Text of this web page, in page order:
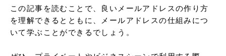
この記事を読むことで、良いメールアドレスの作り方
を理解できるとともに、メールアドレスの仕組みにつ
いて学ぶことができるでしょう。